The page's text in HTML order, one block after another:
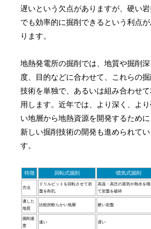
遅いという欠点がありますが、硬い岩
でも効率的に掘削できるという利点が
ります。
地熱発電所の掘削では、地質や掘削深
度、目的などに合わせて、これらの掘
技術を単独で、あるいは組み合わせて
用します。近年では、より深く、より
い地層から地熱資源を開発するために
新しい掘削技術の開発も進められてい
す。
特徴 回転式掘削 噴気式掘削
方法
ドリルビットを回転させて岩
盤を削孔
高温・高圧の蒸気や熱水を噴
て岩盤を破砕
適した
地質
比較的軟らかい地層 硬い岩盤
掘削速
度
速い 遅い